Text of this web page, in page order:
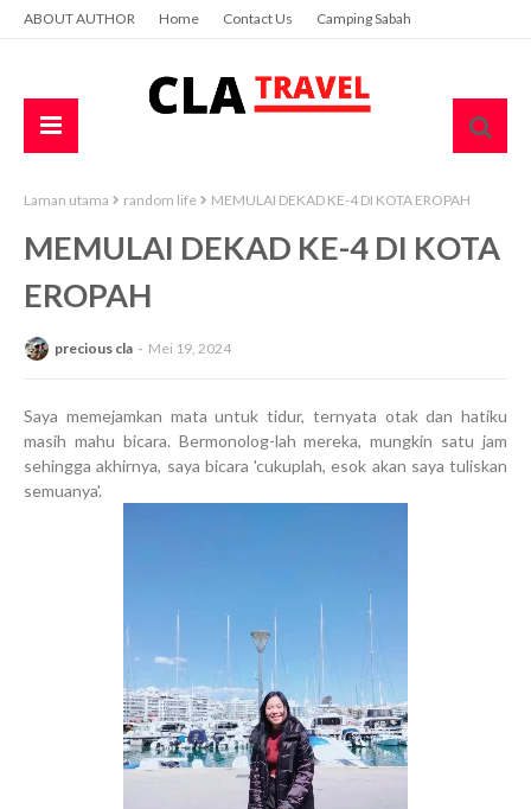
ABOUT AUTHOR Home Contact Us Camping Sabah
Laman utama random life MEMULAI DEKAD KE-4 DI KOTA EROPAH
MEMULAI DEKAD KE-4 DI KOTA
EROPAH
precious cla Mei 19, 2024
Saya memejamkan mata untuk tidur, ternyata otak dan hatiku
masih mahu bicara. Bermonolog-lah mereka, mungkin satu jam
sehingga akhirnya, saya bicara 'cukuplah, esok akan saya tuliskan
semuanya'.